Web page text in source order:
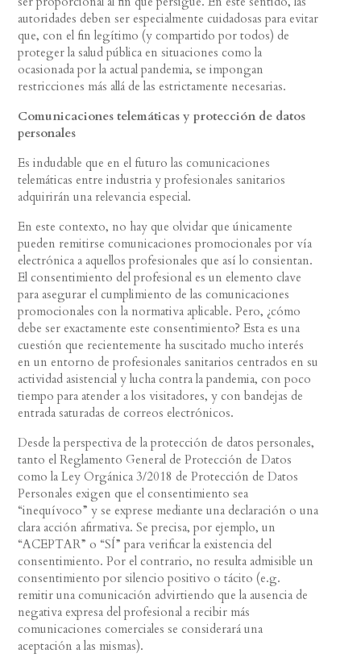
autoridades deben ser especialmente cuidadosas para evitar
que, con el fin legítimo (y compartido por todos) de
proteger la salud pública en situaciones como la
ocasionada por la actual pandemia, se impongan
restricciones más allá de las estrictamente necesarias.
Comunicaciones telemáticas y protección de datos
personales
Es indudable que en el futuro las comunicaciones
telemáticas entre industria y profesionales sanitarios
adquirirán una relevancia especial.
En este contexto, no hay que olvidar que únicamente
pueden remitirse comunicaciones promocionales por vía
electrónica a aquellos profesionales que así lo consientan.
El consentimiento del profesional es un elemento clave
para asegurar el cumplimiento de las comunicaciones
promocionales con la normativa aplicable. Pero, ¿cómo
debe ser exactamente este consentimiento? Esta es una
cuestión que recientemente ha suscitado mucho interés
en un entorno de profesionales sanitarios centrados en su
actividad asistencial y lucha contra la pandemia, con poco
tiempo para atender a los visitadores, y con bandejas de
entrada saturadas de correos electrónicos.
Desde la perspectiva de la protección de datos personales,
tanto el Reglamento General de Protección de Datos
como la Ley Orgánica 3/2018 de Protección de Datos
Personales exigen que el consentimiento sea
“inequívoco” y se exprese mediante una declaración o una
clara acción afirmativa. Se precisa, por ejemplo, un
“ACEPTAR” o “SÍ” para verificar la existencia del
consentimiento. Por el contrario, no resulta admisible un
consentimiento por silencio positivo o tácito (e.g.
remitir una comunicación advirtiendo que la ausencia de
negativa expresa del profesional a recibir más
comunicaciones comerciales se considerará una
aceptación a las mismas).